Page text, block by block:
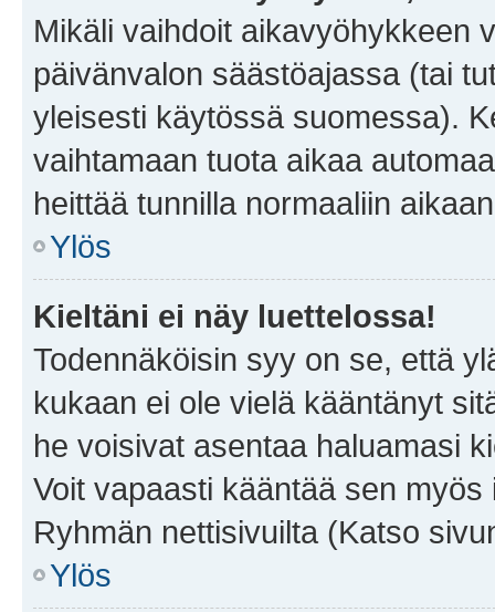
Mikäli vaihdoit aikavyöhykkeen
päivänvalon säästöajassa (tai
yleisesti käytössä suomessa).
vaihtamaan tuota aikaa
heittää tunnilla normaaliin
Ylös
Kieltäni ei näy luettelossa!
Todennäköisin syy on se, että
kukaan ei ole vielä kääntänyt
he voisivat asentaa haluamasi
Voit vapaasti kääntää sen
Ryhmän nettisivuilta (Katso
Ylös